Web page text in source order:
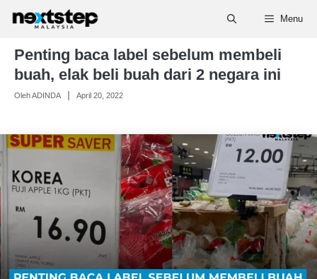
Skip
content
Menu
Penting baca label sebelum membeli
buah, elak beli buah dari 2 negara ini
Oleh ADINDA April 20, 2022